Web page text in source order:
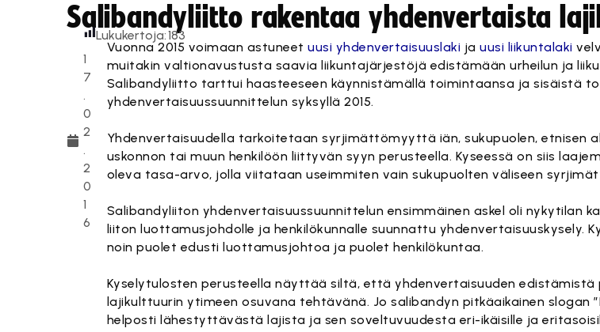
Salibandyliitto rakentaa yhdenvertaista
1
7
.
0
2
.
2
0
1
6
Lukukertoja:183
Vuonna 2015 voimaan astuneetuusi yhdenvertaisuuslaki jauusi liikuntalaki
muitakin valtionavustusta saavia liikuntajärjestöjä edistämään urheilun ja
Salibandyliitto tarttui haasteeseen käynnistämällä toimintaansa ja sisäistä
yhdenvertaisuussuunnittelun syksyllä 2015.
Yhdenvertaisuudella tarkoitetaan syrjimättömyyttä iän, sukupuolen, etnisen
uskonnon tai muun henkilöön liittyvän syyn perusteella. Kyseessä on siis
oleva tasa-arvo, jolla viitataan useimmiten vain sukupuolten väliseen
Salibandyliiton yhdenvertaisuussuunnittelun ensimmäinen askel oli nykytilan
liiton luottamusjohdolle ja henkilökunnalle suunnattu yhdenvertaisuuskysely.
noin puolet edusti luottamusjohtoa ja puolet henkilökuntaa.
Kyselytulosten perusteella näyttää siltä, että yhdenvertaisuuden
lajikulttuurin ytimeen osuvana tehtävänä. Jo salibandyn pitkäaikainen slogan
helposti lähestyttävästä lajista ja sen soveltuvuudesta eri-ikäisille ja